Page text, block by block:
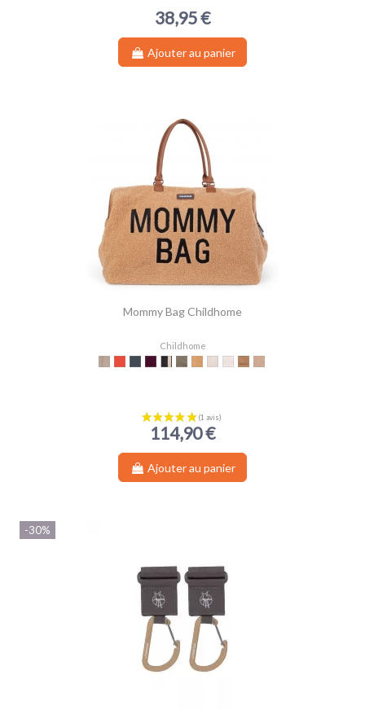
38,95 €
Ajouter au panier
Mommy Bag Childhome
Childhome
114,90 €
BeigeRouge
NoirAubergine
Noir & Or
KakiTeddy Beige
Teddy Offwhite
Offwhite Black
Suede-look
Raffia Look
Ajouter au panier
-30%